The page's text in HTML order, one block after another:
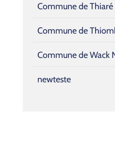
Commune de Thiaré
Commune de
Commune de Wack
newteste